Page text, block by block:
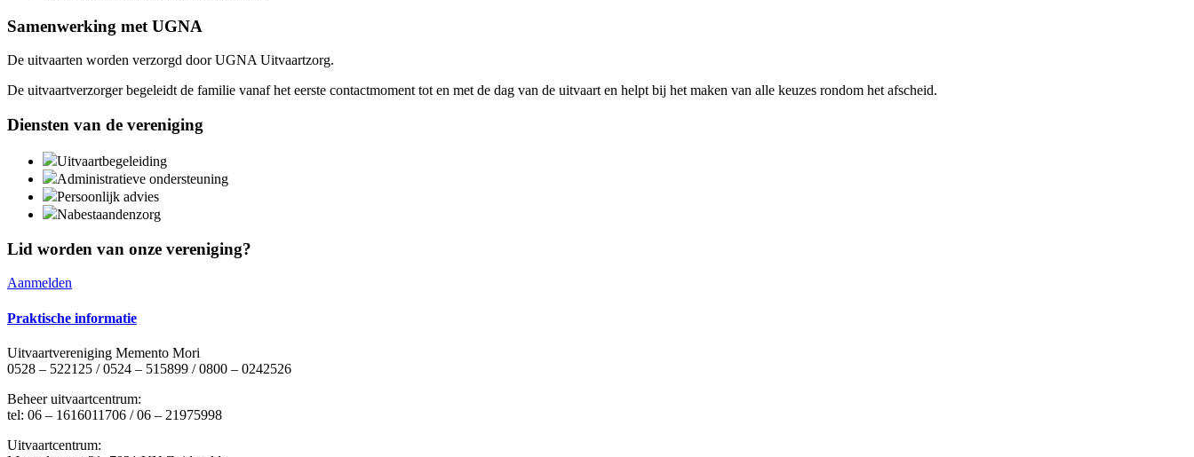
Samenwerking met UGNA
De uitvaarten worden verzorgd door UGNA Uitvaartzorg.
De uitvaartverzorger begeleidt de familie vanaf het eerste contactmoment tot en met de dag van de uitvaart en helpt bij het maken van alle keuzes rondom het afscheid.
Diensten van de vereniging
Uitvaartbegeleiding
Administratieve ondersteuning
Persoonlijk advies
Nabestaandenzorg
Lid worden van onze vereniging?
Aanmelden
Praktische informatie
Uitvaartvereniging Memento Mori
0528 – 522125 / 0524 – 515899 / 0800 – 0242526
Beheer uitvaartcentrum:
tel: 06 – 1616011706 / 06 – 21975998
Uitvaartcentrum: